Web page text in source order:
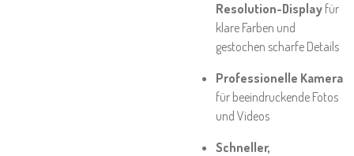
Resolution-Display für
klare Farben und
gestochen scharfe Details
Professionelle Kamera
für beeindruckende Fotos
und Videos
Schneller,